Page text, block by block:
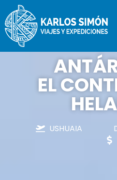
EL
USHUAIA